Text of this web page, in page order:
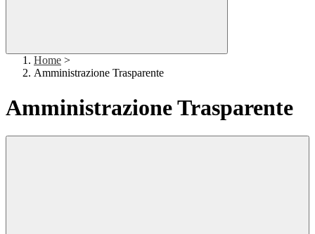
Home >
Amministrazione Trasparente
Amministrazione Trasparente